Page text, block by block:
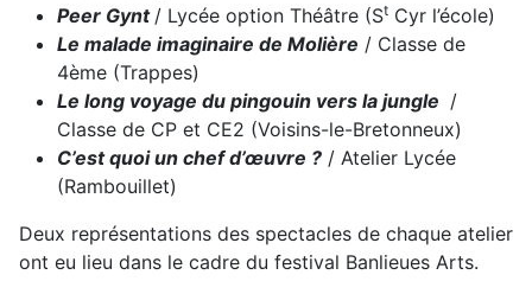
Peer Gynt / Lycée option Théâtre (St Cyr l’école)
Le malade imaginaire de Molière / Classe de
4ème (Trappes)
Le long voyage du pingouin vers la jungle /
Classe de CP et CE2 (Voisins-le-Bretonneux)
C’est quoi un chef d’œuvre ? / Atelier Lycée
(Rambouillet)
Deux représentations des spectacles de chaque atelier
ont eu lieu dans le cadre du festival Banlieues Arts.